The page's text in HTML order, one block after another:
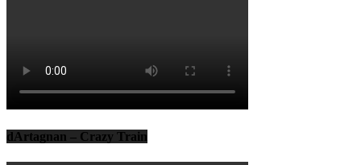
dArtagnan – Crazy Train